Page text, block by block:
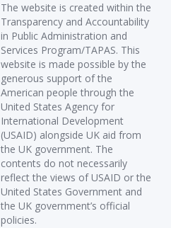
The website is created within the
Transparency and Accountability
in Public Administration and
Services Program/TAPAS. This
website is made possible by the
generous support of the
American people through the
United States Agency for
International Development
(USAID) alongside UK aid from
the UK government. The
contents do not necessarily
reflect the views of USAID or the
United States Government and
the UK government’s official
policies.